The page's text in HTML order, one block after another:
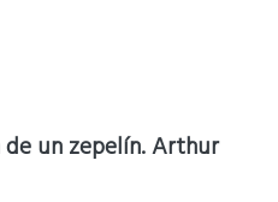
un zepelín. Arthur